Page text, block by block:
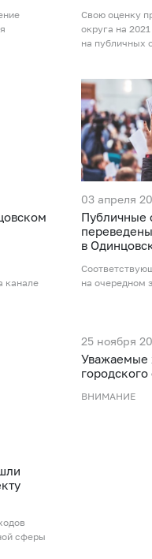
Свою оценку
округа на
на публичных
канале
03 апреля
Публичные
в
на очередном
сферы
25 ноября
Уважаемые
городского
ВНИМАНИЕ